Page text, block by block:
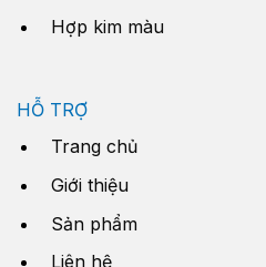
Hợp kim màu
HỖ TRỢ
Trang chủ
Giới thiệu
Sản phẩm
Liên hệ